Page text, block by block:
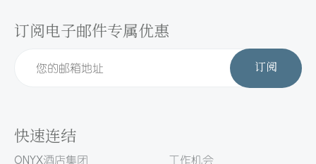
订阅电子邮件专属优惠
订阅
快速连结
ONYX酒店集团 工作机会